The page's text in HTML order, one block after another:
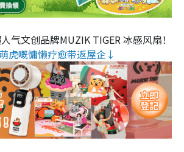
气文创品牌MUZIK TIGER 冰感风扇！
虎嘅慵懒疗愈带返屋企↓